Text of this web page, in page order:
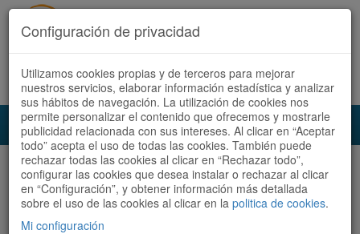
Acceder Registrate ahora Español | Català
Audioruta Rutas RUTA BATALLA PRATS DE REI
RUTA BATALLA PRATS DE REI
Configuración de privacidad
Utilizamos cookies propias y de terceros para mejorar
nuestros servicios, elaborar información estadística y analizar
sus hábitos de navegación. La utilización de cookies nos
permite personalizar el contenido que ofrecemos y mostrarle
publicidad relacionada con sus intereses. Al clicar en “Aceptar
todo” acepta el uso de todas las cookies. También puede
rechazar todas las cookies al clicar en “Rechazar todo”,
configurar las cookies que desea instalar o rechazar al clicar
en “Configuración”, y obtener información más detallada
sobre el uso de las cookies al clicar en la politica de cookies.
Mi configuración